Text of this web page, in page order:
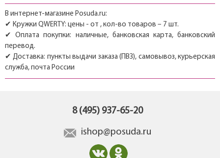
В интернет-магазине Posuda.ru:
✔ Кружки QWERTY: цены - от , кол-во товаров – 7 шт.
✔ Оплата покупки: наличные, банковская карта, банковский
перевод.
✔ Доставка: пункты выдачи заказа (ПВЗ), самовывоз, курьерская
служба, почта России
8 (495) 937-65-20
ishop@posuda.ru